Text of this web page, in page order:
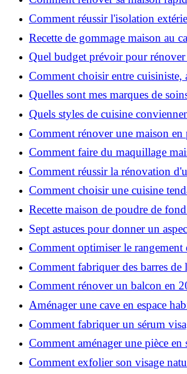
efficacement ?
Comment réussir l'isolation
pour une rénovation performante
Recette de gommage maison au
pour une peau douce
Quel budget prévoir pour rénover
Voiron en 2026 : coûts et aides
Comment choisir entre cuisiniste,
contractant général à Voiron ?
Quelles sont mes marques de
préférées ?
Quels styles de cuisine
appartements du Voironnais ?
Comment rénover une maison en
habitat sain et performant ?
Comment faire du maquillage
utiliserez vraiment ?
Comment réussir la rénovation
ville en 2026 ?
Comment choisir une cuisine
rénovation en 2026 ?
Recette maison de poudre de
Sept astuces pour donner un
à votre cuisine
Comment optimiser le rangement
et gagner de la place ?
Comment fabriquer des barres de
de karité ?
Comment rénover un balcon en
budget et matériaux ?
Aménager une cave en espace
essentielles
Comment fabriquer un sérum
l'huile de rose musquée ?
Comment aménager une pièce en
efficacement ?
Comment exfolier son visage